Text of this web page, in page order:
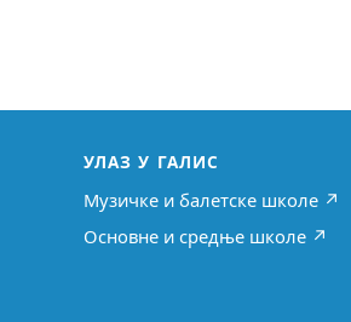
УЛАЗ У ГАЛИС
Музичке и балетске школе ↗
Основне и средње школе ↗